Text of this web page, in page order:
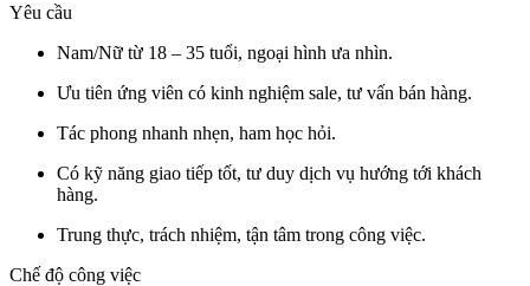
Yêu cầu
Nam/Nữ từ 18 – 35 tuổi, ngoại hình ưa nhìn.
Ưu tiên ứng viên có kinh nghiệm sale, tư vấn bán hàng.
Tác phong nhanh nhẹn, ham học hỏi.
Có kỹ năng giao tiếp tốt, tư duy dịch vụ hướng tới khách
hàng.
Trung thực, trách nhiệm, tận tâm trong công việc.
Chế độ công việc